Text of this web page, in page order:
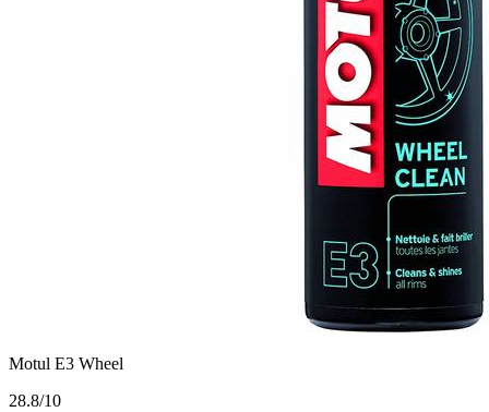
Motul E3 Wheel
28.8/10